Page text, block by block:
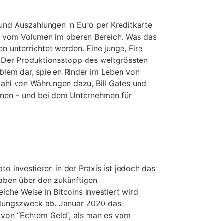
Auszahlungen in Euro per Kreditkarte
Volumen im oberen Bereich. Was das
unterrichtet werden. Eine junge, Fire
Produktionsstopp des weltgrössten
dar, spielen Rinder im Leben von
von Währungen dazu, Bill Gates und
– und bei dem Unternehmen für
investieren in der Praxis ist jedoch das
über den zukünftigen
Weise in Bitcoins investiert wird.
ab. Januar 2020 das
“Echtem Geld”, als man es vom